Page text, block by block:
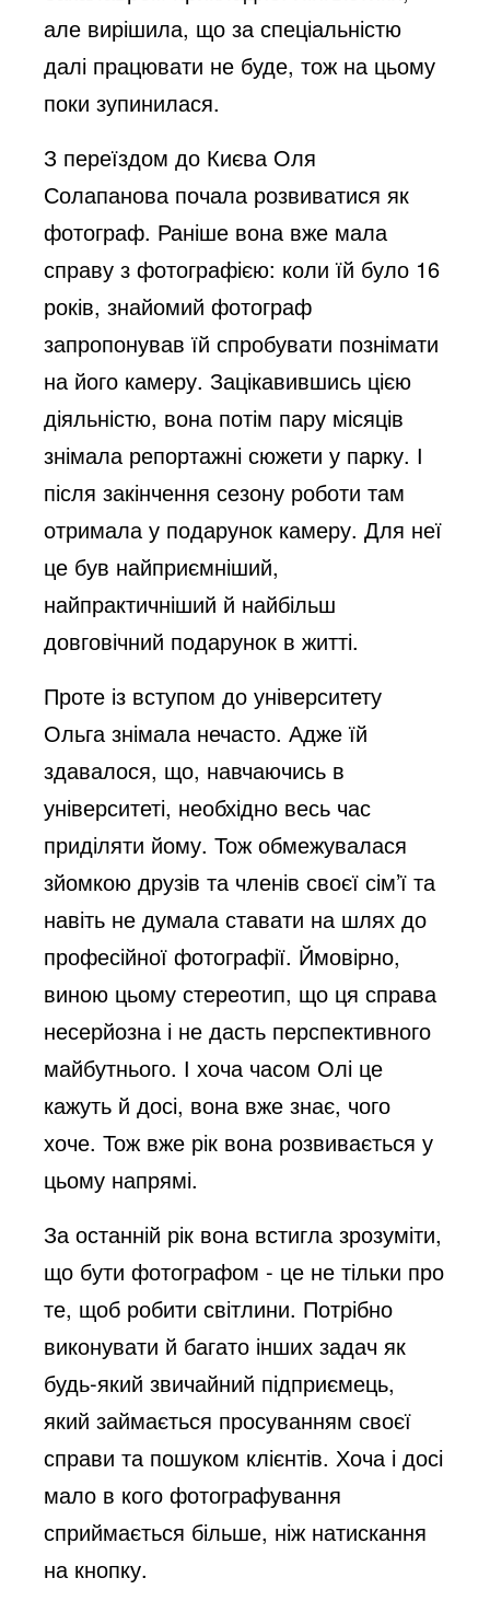
але вирішила, що за спеціальністю
далі працювати не буде, тож на цьому
поки зупинилася.
З переїздом до Києва Оля
Солапанова почала розвиватися як
фотограф. Раніше вона вже мала
справу з фотографією: коли їй було 16
років, знайомий фотограф
запропонував їй спробувати познімати
на його камеру. Зацікавившись цією
діяльністю, вона потім пару місяців
знімала репортажні сюжети у парку. І
після закінчення сезону роботи там
отримала у подарунок камеру. Для неї
це був найприємніший,
найпрактичніший й найбільш
довговічний подарунок в житті.
Проте із вступом до університету
Ольга знімала нечасто. Адже їй
здавалося, що, навчаючись в
університеті, необхідно весь час
приділяти йому. Тож обмежувалася
зйомкою друзів та членів своєї сім’ї та
навіть не думала ставати на шлях до
професійної фотографії. Ймовірно,
виною цьому стереотип, що ця справа
несерйозна і не дасть перспективного
майбутнього. І хоча часом Олі це
кажуть й досі, вона вже знає, чого
хоче. Тож вже рік вона розвивається у
цьому напрямі.
За останній рік вона встигла зрозуміти,
що бути фотографом - це не тільки про
те, щоб робити світлини. Потрібно
виконувати й багато інших задач як
будь-який звичайний підприємець,
який займається просуванням своєї
справи та пошуком клієнтів. Хоча і досі
мало в кого фотографування
сприймається більше, ніж натискання
на кнопку.